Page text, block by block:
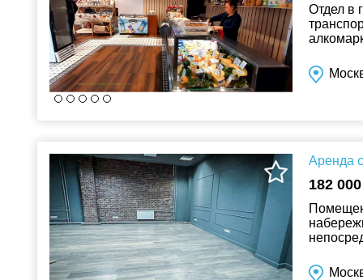
Отдел в
Аренда
182